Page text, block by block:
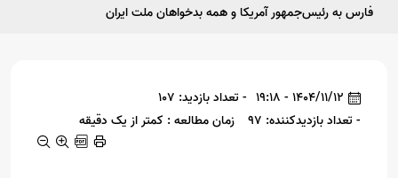
فارس به رئیس‌جمهور آمریکا و همه بدخواهان ملت ایران
1404/11/12 - 19:18
- تعداد بازدید: 107
- تعداد بازدیدکننده: 97
زمان مطالعه : کمتر از یک دقیقه